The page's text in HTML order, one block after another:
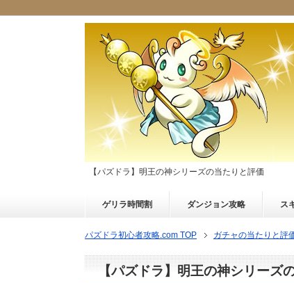
【パズドラ】明王の神シリーズの当たりと評価
ゲリラ時間割 ダンジョン攻略 ス
パズドラ初心者攻略.com TOP ガチャの当たりと評
【パズドラ】明王の神シリーズ